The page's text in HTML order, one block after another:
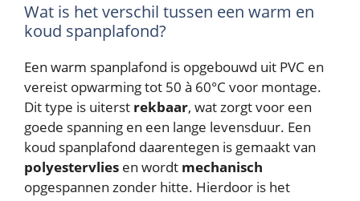
Wat is het verschil tussen een warm en
koud spanplafond?
Een warm spanplafond is opgebouwd uit PVC en
vereist opwarming tot 50 à 60°C voor montage.
Dit type is uiterst rekbaar, wat zorgt voor een
goede spanning en een lange levensduur. Een
koud spanplafond daarentegen is gemaakt van
polyestervlies en wordt mechanisch
opgespannen zonder hitte. Hierdoor is het